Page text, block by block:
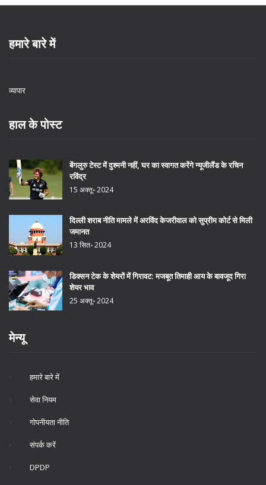
हमारे बारे में
व्यापार
हाल के पोस्ट
बेंगलुरु टेस्ट में दुश्मनी नहीं, घर का स्वागत करेंगे न्यूजीलैंड के रचिन
रविंद्र
15 अक्तू॰ 2024
दिल्ली शराब नीति मामले में अरविंद केजरीवाल को सुप्रीम कोर्ट से मिली
जमानत
13 सित॰ 2024
डिक्सन टेक के शेयरों में गिरावट: मजबूत तिमाही आय के बावजूद गिरा
शेयर भाव
25 अक्तू॰ 2024
मेन्यू
हमारे बारे में
सेवा नियम
गोपनीयता नीति
संपर्क करें
DPDP